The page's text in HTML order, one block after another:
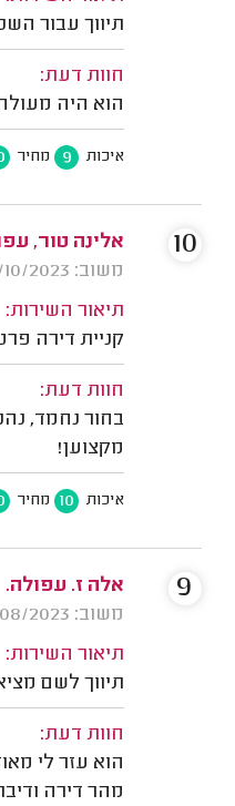
תיווך עבור
חוות דעת:
הוא היה
איכות 9 מחיר
אלינה טור,
משוב: 01/10/2023
תיאור השירות:
קניית דירה
חוות דעת:
בחור נחמד,
מקצוען!
איכות 10 מחיר
10
אלה ז. עפולה.
משוב: 31/08/2023
תיאור השירות:
תיווך לשם
חוות דעת:
הוא עזר לי
מהר דירה
9